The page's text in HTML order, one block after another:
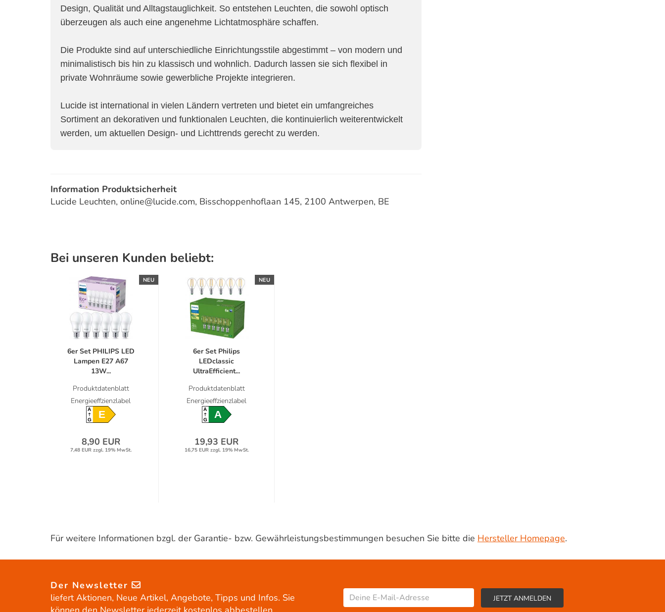
Design, Qualität und Alltagstauglichkeit. So entstehen Leuchten, die sowohl optisch
überzeugen als auch eine angenehme Lichtatmosphäre schaffen.
Die Produkte sind auf unterschiedliche Einrichtungsstile abgestimmt – von modern und
minimalistisch bis hin zu klassisch und wohnlich. Dadurch lassen sie sich flexibel in
private Wohnräume sowie gewerbliche Projekte integrieren.
Lucide ist international in vielen Ländern vertreten und bietet ein umfangreiches
Sortiment an dekorativen und funktionalen Leuchten, die kontinuierlich weiterentwickelt
werden, um aktuellen Design- und Lichttrends gerecht zu werden.
Information Produktsicherheit
Lucide Leuchten, online@lucide.com, Bisschoppenhoflaan 145, 2100 Antwerpen, BE
Bei unseren Kunden beliebt:
NEU
6er Set PHILIPS LED
Lampen E27 A67
13W...
Produktdatenblatt
Energieeffzienzlabel
A
GE
8,90 EUR
7,48 EUR zzgl. 19% MwSt.
NEU
6er Set Philips
LEDclassic
UltraEfficient...
Produktdatenblatt
Energieeffzienzlabel
A
GA
19,93 EUR
16,75 EUR zzgl. 19% MwSt.
Für weitere Informationen bzgl. der Garantie- bzw. Gewährleistungsbestimmungen besuchen Sie bitte die Hersteller Homepage.
Der Newsletter
liefert Aktionen, Neue Artikel, Angebote, Tipps und Infos. Sie